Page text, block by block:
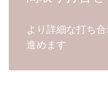
より詳細な打ち
進めます